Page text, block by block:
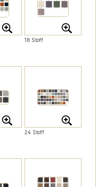
18 Stoff
24 Stoff